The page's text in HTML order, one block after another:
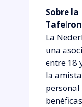
Sobre
La
una
entre 18
la
personal